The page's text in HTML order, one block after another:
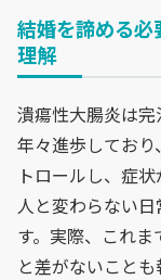
結婚を諦める
理解
潰瘍性大腸炎は
年々進歩してお
トロールし、症
人と変わらない
す。実際、これ
と差がないこと